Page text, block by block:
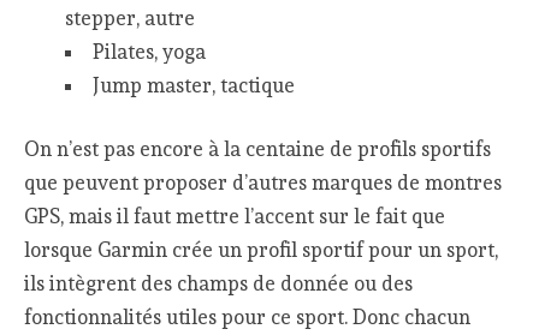
stepper, autre
Pilates, yoga
Jump master, tactique
On n’est pas encore à la centaine de profils sportifs
que peuvent proposer d’autres marques de montres
GPS, mais il faut mettre l’accent sur le fait que
lorsque Garmin crée un profil sportif pour un sport,
ils intègrent des champs de donnée ou des
fonctionnalités utiles pour ce sport. Donc chacun